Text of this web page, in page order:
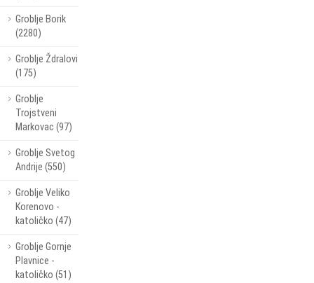
Groblje Borik
(2280)
Groblje Ždralovi
(175)
Groblje
Trojstveni
Markovac (97)
Groblje Svetog
Andrije (550)
Groblje Veliko
Korenovo -
katoličko (47)
Groblje Gornje
Plavnice -
katoličko (51)